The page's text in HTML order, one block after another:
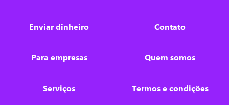
Enviar dinheiro
Para empresas
Serviços
Contato
Quem somos
Termos e condições